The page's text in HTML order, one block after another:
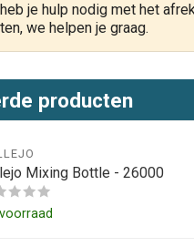
je hulp nodig met het
we helpen je graag.
producten
Mixing Bottle - 26000